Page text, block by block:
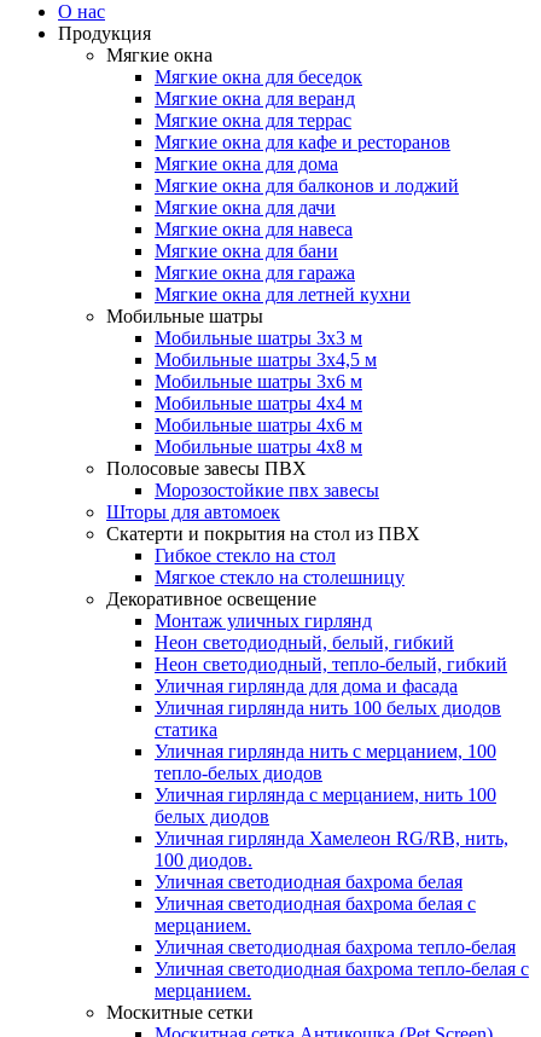
О нас
Продукция
Мягкие окна
Мягкие окна для беседок
Мягкие окна для веранд
Мягкие окна для террас
Мягкие окна для кафе и ресторанов
Мягкие окна для дома
Мягкие окна для балконов и лоджий
Мягкие окна для дачи
Мягкие окна для навеса
Мягкие окна для бани
Мягкие окна для гаража
Мягкие окна для летней кухни
Мобильные шатры
Мобильные шатры 3х3 м
Мобильные шатры 3х4,5 м
Мобильные шатры 3х6 м
Мобильные шатры 4х4 м
Мобильные шатры 4х6 м
Мобильные шатры 4х8 м
Полосовые завесы ПВХ
Морозостойкие пвх завесы
Шторы для автомоек
Скатерти и покрытия на стол из ПВХ
Гибкое стекло на стол
Мягкое стекло на столешницу
Декоративное освещение
Монтаж уличных гирлянд
Неон светодиодный, белый, гибкий
Неон светодиодный, тепло-белый, гибкий
Уличная гирлянда для дома и фасада
Уличная гирлянда нить 100 белых диодов
статика
Уличная гирлянда нить с мерцанием, 100
тепло-белых диодов
Уличная гирлянда с мерцанием, нить 100
белых диодов
Уличная гирлянда Хамелеон RG/RB, нить,
100 диодов.
Уличная светодиодная бахрома белая
Уличная светодиодная бахрома белая с
мерцанием.
Уличная светодиодная бахрома тепло-белая
Уличная светодиодная бахрома тепло-белая с
мерцанием.
Москитные сетки